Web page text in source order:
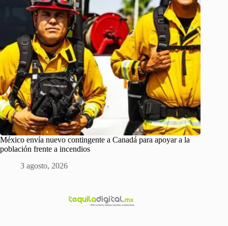
México envía nuevo contingente a Canadá para apoyar a la
población frente a incendios
3 agosto, 2026